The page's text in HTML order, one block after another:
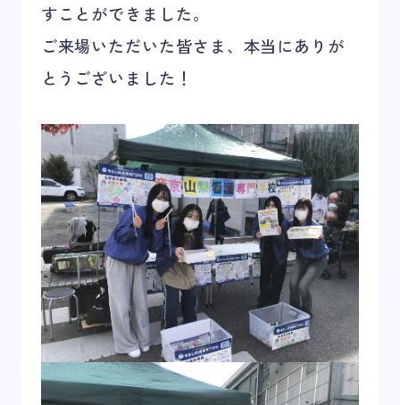
すことができました。
ご来場いただいた皆さま、本当にありが
とうございました！